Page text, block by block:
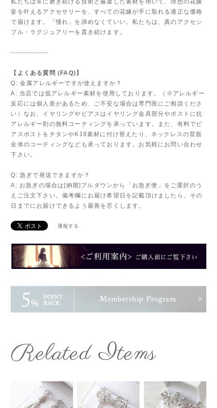
姿を叶えるアクセサリーを、すべての花嫁が手に取れる適正な価格
で届けます。「憧れ」を諦めなくていい。私たちは、真のアクセシ
ブル・ラグジュアリーを貫き続けます。
---------------
【よくある質問 (FAQ)】
Q: 金属アレルギーですが使えますか？
A: 当店では低アレルギー素材を使用しております。（※アレルギー
反応には個人差があるため、ご不安な場合は専門医にご相談くださ
い）なお、イヤリングやピアスはイヤリング金具部分やポストに抗
アレルギー剤の無料コーティングを承っています。また、有料でピ
アスポストをチタンやK18素材に付け替えたり、ネックレスの背面
全体のコーティングなども承っております。お気軽にお問い合わせ
下さい。
Q: 急ぎで発送できますか？
A: お急ぎの場合は[納期]プルダウンから「お急ぎ便」をご選択のう
えご注文下さい。備考欄にお届け希望日を記載頂けましたら、その
日までにお届けできるよう最善を尽くします。
通報する
Related Items